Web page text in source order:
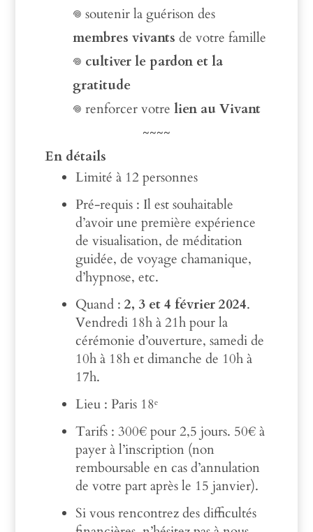
𖦹 soutenir la guérison des
membres vivants de votre famille
𖦹 cultiver le pardon et la
gratitude
𖦹 renforcer votre lien au Vivant
~~~~
En détails
Limité à 12 personnes
Pré-requis : Il est souhaitable
d’avoir une première expérience
de visualisation, de méditation
guidée, de voyage chamanique,
d’hypnose, etc.
Quand :2, 3 et 4 février 2024.
Vendredi 18h à 21h pour la
cérémonie d’ouverture, samedi de
10h à 18h et dimanche de 10h à
17h.
Lieu :Paris 18ᵉ
Tarifs : 300€ pour 2,5 jours. 50€ à
payer à l’inscription (non
remboursable en cas d’annulation
de votre part après le 15 janvier).
Si vous rencontrez des difficultés